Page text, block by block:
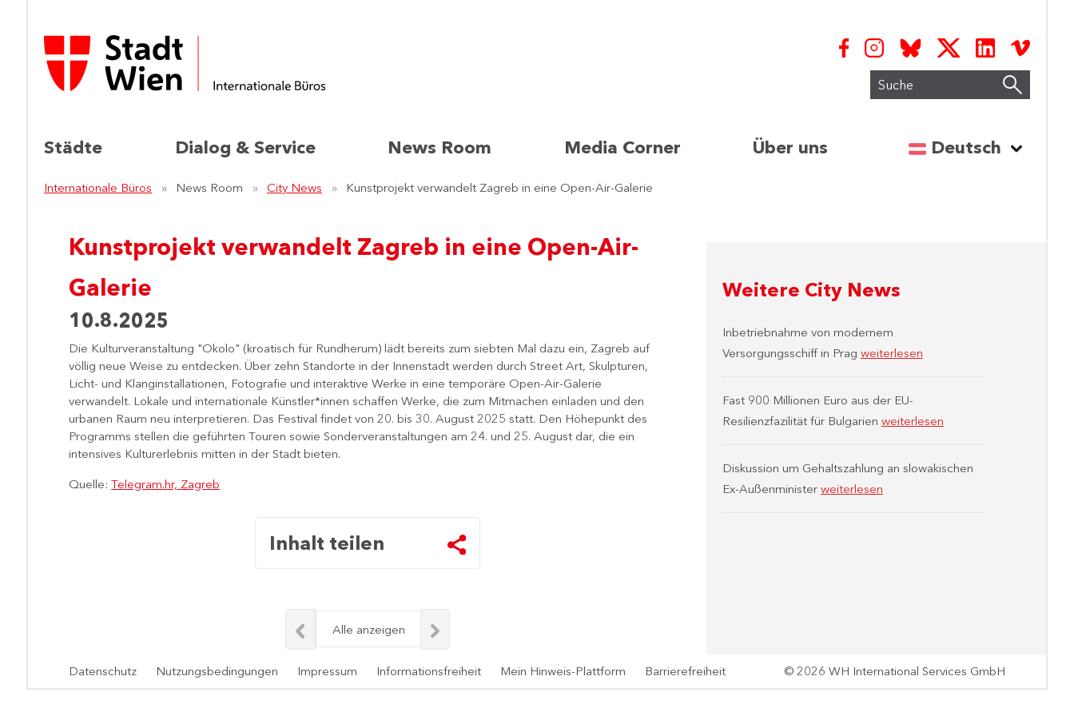
Suche
Städte Dialog & Service News Room Media Corner Über uns Sprache
Deutsch
Internationale Büros News Room City News Kunstprojekt verwandelt Zagreb in eine Open-Air-Galerie
Kunstprojekt verwandelt Zagreb in eine Open-Air-
Galerie
10.8.2025
​Die Kulturveranstaltung "Okolo" (kroatisch für Rundherum) lädt bereits zum siebten Mal dazu ein, Zagreb auf
völlig neue Weise zu entdecken. Über zehn Standorte in der Innenstadt werden durch Street Art, Skulpturen,
Licht- und Klanginstallationen, Fotografie und interaktive Werke in eine temporäre Open-Air-Galerie
verwandelt. Lokale und internationale Künstler*innen schaffen Werke, die zum Mitmachen einladen und den
urbanen Raum neu interpretieren. Das Festival findet von 20. bis 30. August 2025 statt. Den Höhepunkt des
Programms stellen die geführten Touren sowie Sonderveranstaltungen am 24. und 25. August dar, die ein
intensives Kulturerlebnis mitten in der Stadt bieten.
Quelle: Telegram.hr, Zagreb
Inhalt teilen
Alle anzeigen
Weitere City News
Inbetriebnahme von modernem
Versorgungsschiff in Prag weiterlesen
Fast 900 Millionen Euro aus der EU-
Resilienzfazilität für Bulgarien weiterlesen
Diskussion um Gehaltszahlung an slowakischen
Ex-Außenminister weiterlesen
Datenschutz Nutzungsbedingungen Impressum Informationsfreiheit Mein Hinweis-Plattform Barrierefreiheit © 2026 WH International Services GmbH